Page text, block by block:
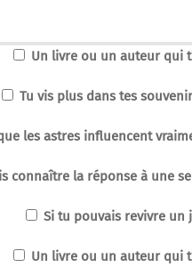
Un livre ou un auteur qui
Tu vis plus dans tes
les astres influencent
connaître la réponse à une
Si tu pouvais revivre un
Un livre ou un auteur qui